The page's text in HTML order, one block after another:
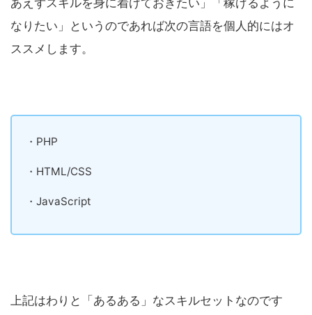
なりたい」というのであれば次の言語を個人的にはオ
ススメします。
・PHP
・HTML/CSS
・JavaScript
上記はわりと「あるある」なスキルセットなのです